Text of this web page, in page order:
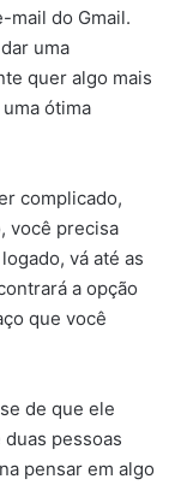
mail do Gmail.
uma
quer algo mais
ótima
complicado,
você precisa
vá até as
a opção
que você
de que ele
pessoas
pensar em algo